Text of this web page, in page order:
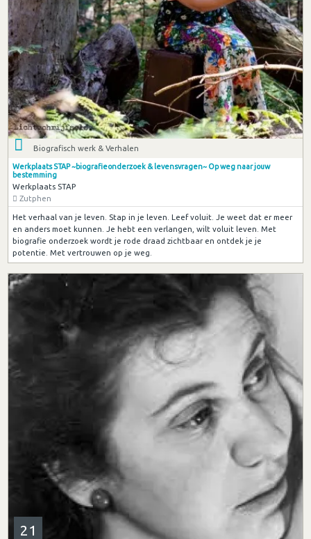
Biografisch werk & Verhalen
Werkplaats STAP ~biografieonderzoek & levensvragen~ Op weg naar jouw
bestemming
Werkplaats STAP
Zutphen
Het verhaal van je leven. Stap in je leven. Leef voluit. Je weet dat er meer
en anders moet kunnen. Je hebt een verlangen, wilt voluit leven. Met
biografie onderzoek wordt je rode draad zichtbaar en ontdek je je
potentie. Met vertrouwen op je weg.
21